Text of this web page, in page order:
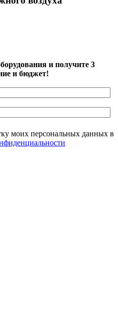
и получите 3
и бюджет!
моих персональных данных в